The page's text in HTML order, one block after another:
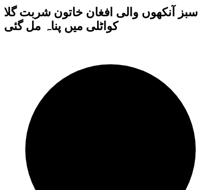
سبز آنکھوں والی افغان خاتون شربت گلا
کواٹلی میں پناہ مل گئی